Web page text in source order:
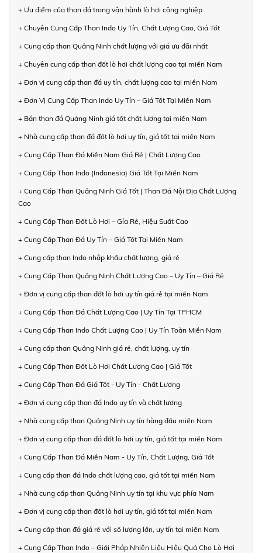
+ Ưu điểm của than đá trong vận hành lò hơi công nghiệp
+ Chuyên Cung Cấp Than Indo Uy Tín, Chất Lượng Cao, Giá Tốt
+ Cung cấp than Quảng Ninh chất lượng với giá ưu đãi nhất
+ Chuyên cung cấp than đốt lò hơi chất lượng cao tại miền Nam
+ Đơn vị cung cấp than đá uy tín, chất lượng cao tại miền Nam
+ Đơn Vị Cung Cấp Than Indo Uy Tín – Giá Tốt Tại Miền Nam
+ Bán than đá Quảng Ninh giá tốt chất lượng tại miền Nam
+ Nhà cung cấp than đá đốt lò hơi uy tín, giá tốt tại miền Nam
+ Cung Cấp Than Đá Miền Nam Giá Rẻ | Chất Lượng Cao
+ Cung Cấp Than Indo (Indonesia) Giá Tốt Tại Miền Nam
+ Cung Cấp Than Quảng Ninh Giá Tốt | Than Đá Nội Địa Chất Lượng
Cao
+ Cung Cấp Than Đốt Lò Hơi – Gía Rẻ, Hiệu Suất Cao
+ Cung Cấp Than Đá Uy Tín – Giá Tốt Tại Miền Nam
+ Cung cấp than Indo nhập khẩu chất lượng, giá rẻ
+ Cung Cấp Than Quảng Ninh Chất Lượng Cao – Uy Tín – Giá Rẻ
+ Đơn vị cung cấp than đốt lò hơi uy tín giá rẻ tại miền Nam
+ Cung Cấp Than Đá Chất Lượng Cao | Uy Tín Tại TPHCM
+ Cung Cấp Than Indo Chất Lượng Cao | Uy Tín Toàn Miền Nam
+ Cung cấp than Quảng Ninh giá rẻ, chất lượng, uy tín
+ Cung Cấp Than Đốt Lò Hơi Chất Lượng Cao | Giá Tốt
+ Cung Cấp Than Đá Giá Tốt - Uy Tín - Chất Lượng
+ Đơn vị cung cấp than đá Indo uy tín và chất lượng
+ Nhà cung cấp than Quảng Ninh uy tín hàng đầu miền Nam
+ Đơn vị cung cấp than đá đốt lò hơi uy tín, giá tốt tại miền Nam
+ Cung Cấp Than Đá Miền Nam - Uy Tín, Chất Lượng, Giá Tốt
+ Cung cấp than đá Indo chất lượng cao, giá tốt tại miền Nam
+ Nhà cung cấp than Quảng Ninh uy tín tại khu vực phía Nam
+ Đơn vị cung cấp than đốt lò hơi uy tín, giá tốt tại miền Nam
+ Cung cấp than đá giá rẻ với số lượng lớn, uy tín tại miền Nam
+ Cung Cấp Than Indo – Giải Pháp Nhiên Liệu Hiệu Quả Cho Lò Hơi